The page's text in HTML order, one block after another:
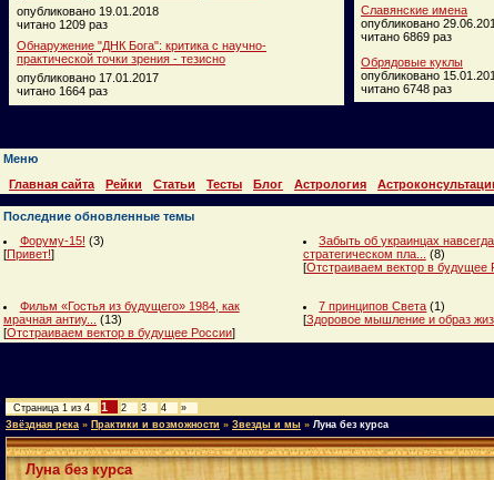
опубликовано 19.01.2018
читано 1209 раз
Обнаружение "ДНК Бога": критика с научно-
практической точки зрения - тезисно
опубликовано 17.01.2017
читано 1664 раз
Славянские имена
опубликовано
читано 6869 раз
Обрядовые куклы
опубликовано
читано 6748 раз
Меню
Главная сайта
Рейки Статьи Тесты Блог Астрология
Последние обновленные темы
Форуму-15! (3)
[Привет!]
Забыть об украинцах
стратегическом пла...
(8)
[Отстраиваем вектор в будущее
Фильм «Гостья из будущего» 1984, как
мрачная антиу...
(13)
[Отстраиваем вектор в будущее России]
7 принципов Света (1)
[Здоровое мышление и образ
Страница 1 из 4 1 2 3 4
»
Звёздная река » Практики и возможности » Звезды и мы » Луна без курса
Луна без курса